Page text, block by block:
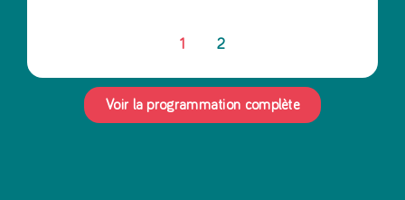
1 2
Voir la programmation complète